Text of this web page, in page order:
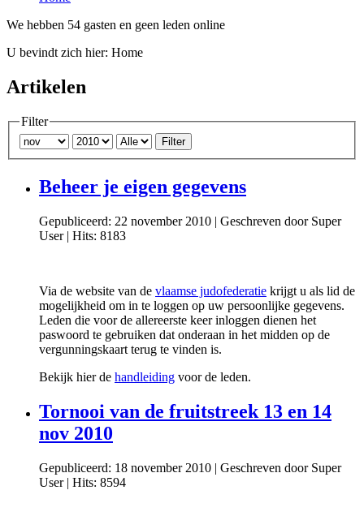
We hebben 54 gasten en geen leden online
U bevindt zich hier: Home
Artikelen
Filter
Filter
Beheer je eigen gegevens
Gepubliceerd: 22 november 2010 | Geschreven door Super
User| Hits: 8183
Via de website van de vlaamse judofederatie krijgt u als lid de
mogelijkheid om in te loggen op uw persoonlijke gegevens.
Leden die voor de allereerste keer inloggen dienen het
paswoord te gebruiken dat onderaan in het midden op de
vergunningskaart terug te vinden is.
Bekijk hier de handleiding voor de leden.
Tornooi van de fruitstreek 13 en 14
nov 2010
Gepubliceerd: 18 november 2010 | Geschreven door Super
User| Hits: 8594